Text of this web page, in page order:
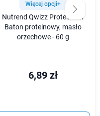
Więcej opcji+
Nutrend Qwizz Protein Bar
Baton proteinowy, masło
orzechowe - 60 g
6,89 zł